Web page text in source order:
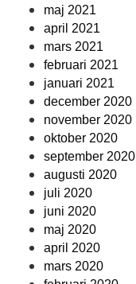
maj 2021
april 2021
mars 2021
februari 2021
januari 2021
december 2020
november 2020
oktober 2020
september 2020
augusti 2020
juli 2020
juni 2020
maj 2020
april 2020
mars 2020